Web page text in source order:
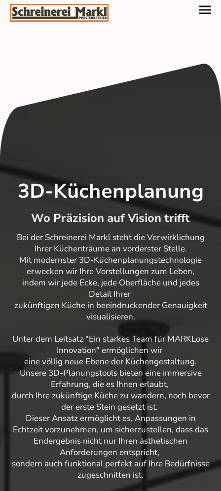
3D-Küchenplanung
Wo Präzision auf Vision trifft
Bei der Schreinerei Markl steht die Verwirklichung
Ihrer Küchenträume an vorderster Stelle.
Mit modernster 3D-Küchenplanungstechnologie
erwecken wir Ihre Vorstellungen zum Leben,
indem wir jede Ecke, jede Oberfläche und jedes
Detail Ihrer
zukünftigen Küche in beeindruckender Genauigkeit
visualisieren.
Unter dem Leitsatz "Ein starkes Team für MARKLose
Innovation" ermöglichen wir
eine völlig neue Ebene der Küchengestaltung.
Unsere 3D-Planungstools bieten eine immersive
Erfahrung, die es Ihnen erlaubt,
durch Ihre zukünftige Küche zu wandern, noch bevor
der erste Stein gesetzt ist.
Dieser Ansatz ermöglicht es, Anpassungen in
Echtzeit vorzunehmen, um sicherzustellen, dass das
Endergebnis nicht nur Ihren ästhetischen
Anforderungen entspricht,
sondern auch funktional perfekt auf Ihre Bedürfnisse
zugeschnitten ist.